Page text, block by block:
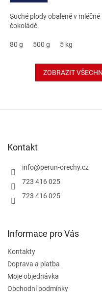
Suché plody obalené v mléčné
čokoládě
80 g 500 g 5 kg
ZOBRAZIT
Kontakt
info@perun-orechy.cz
723 416 025
723 416 025
Informace pro Vás
Kontakty
Doprava a platba
Moje objednávka
Obchodní podmínky